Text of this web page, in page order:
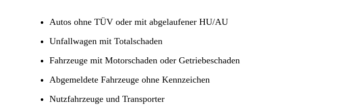
Autos ohne TÜV oder mit abgelaufener HU/AU
Unfallwagen mit Totalschaden
Fahrzeuge mit Motorschaden oder Getriebeschaden
Abgemeldete Fahrzeuge ohne Kennzeichen
Nutzfahrzeuge und Transporter